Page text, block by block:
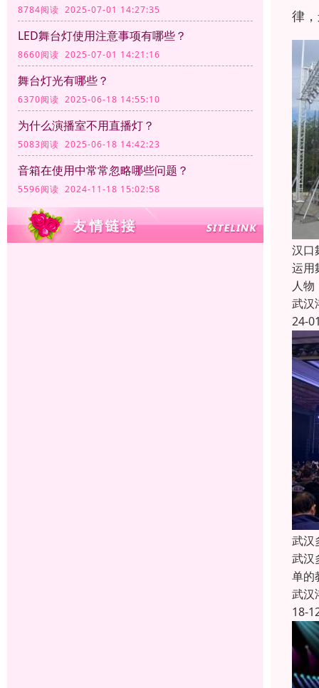
8784阅读 2025-07-01 14:27:35
LED舞台灯使用注意事项有哪些？
8660阅读 2025-07-01 14:21:16
舞台灯光有哪些？
6370阅读 2025-06-18 14:55:10
为什么演播室不用直播灯？
5083阅读 2025-06-18 14:42:23
音箱在使用中常常忽略哪些问题？
5596阅读 2024-11-18 15:02:58
律
汉口
运用
人
武汉
24-
武汉
武汉
单的
武汉
18-